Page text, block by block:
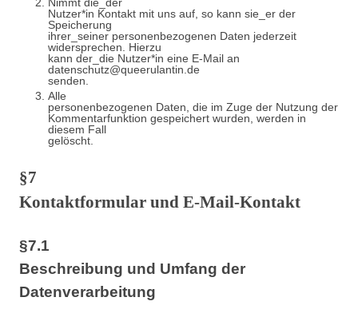
Nutzer*in Kontakt mit uns auf, so kann sie_er der
Speicherung
ihrer_seiner personenbezogenen Daten jederzeit
widersprechen. Hierzu
kann der_die Nutzer*in eine E-Mail an
datenschutz@queerulantin.de
senden.
Alle
personenbezogenen Daten, die im Zuge der Nutzung der
Kommentarfunktion gespeichert wurden, werden in
diesem Fall
gelöscht.
§7
Kontaktformular und E-Mail-Kontakt
§7.1
Beschreibung und Umfang der
Datenverarbeitung